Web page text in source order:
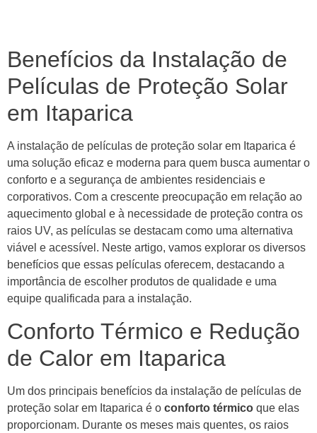
Benefícios da Instalação de
Películas de Proteção Solar
em Itaparica
A instalação de películas de proteção solar em Itaparica é
uma solução eficaz e moderna para quem busca aumentar o
conforto e a segurança de ambientes residenciais e
corporativos. Com a crescente preocupação em relação ao
aquecimento global e à necessidade de proteção contra os
raios UV, as películas se destacam como uma alternativa
viável e acessível. Neste artigo, vamos explorar os diversos
benefícios que essas películas oferecem, destacando a
importância de escolher produtos de qualidade e uma
equipe qualificada para a instalação.
Conforto Térmico e Redução
de Calor em Itaparica
Um dos principais benefícios da instalação de películas de
proteção solar em Itaparica é o conforto térmico que elas
proporcionam. Durante os meses mais quentes, os raios